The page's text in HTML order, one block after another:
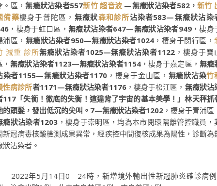
。區，無癥狀沾染者557新竹 超音波 —無癥狀沾染者582，新竹
備藥棲身于普陀區， 無癥狀森和診所沾染者583—無癥狀沾染
，棲身于虹口區，無癥狀沾染者647—無癥狀沾染者949，棲身
浦區， 無癥狀沾染者950—無癥狀沾染者1024，棲身于閔行區，
減重 診所無癥狀沾染者1025—無癥狀沾染者1122 ，棲身于寶
，無癥狀沾染者1123—無癥狀沾染者1154，棲身于嘉定區， 無癥
染者1155—無癥狀沾染者1170 ，棲身于金山區， 無癥狀沾染竹
性病診所者1171—無癥狀沾染者1176，棲身于松江區， 無癥狀沾
117「失衡！徹底的失衡！這違背了宇宙的基本美學！」林天秤抓
的頭髮，發出低沉的尖叫。7—無癥狀沾染者1202 ，棲身于青浦區
癥狀沾染者1203 ，棲身于崇明區，均為本市閉環隔離管控職員，
新冠病毒核酸檢測成果異常，經疾控中間復核成果為陽性，診斷為
狀沾染者。
年5月14日0—24時，新增境外輸出性新冠肺炎確診病